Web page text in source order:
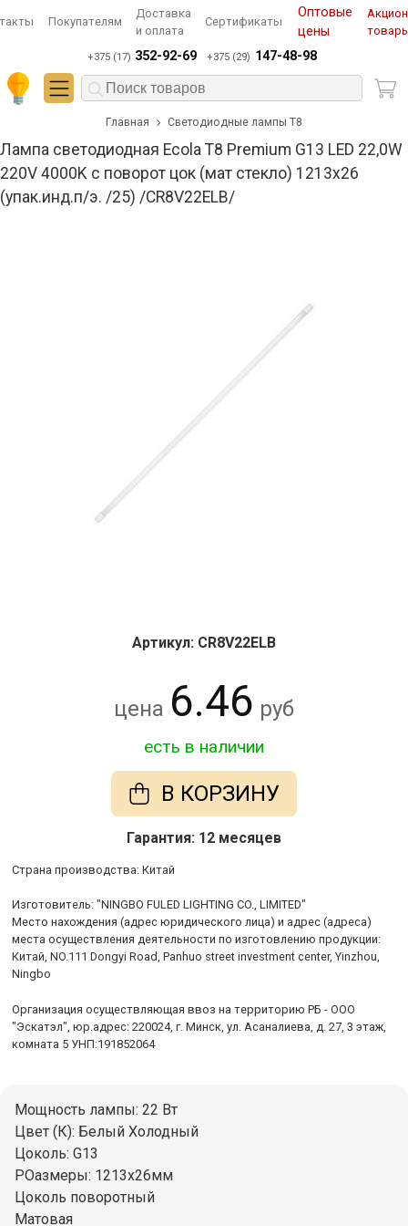
Покупателям
Доставка
и оплата
Сертификаты
Оптовые
цены
+375 (17) 352-92-69 +375 (29) 147-48-98
Главная Светодиодные лампы T8
Лампа светодиодная Ecola T8 Premium G13 LED 22,0W
220V 4000K с поворот цок (мат стекло) 1213x26
(упак.инд.п/э. /25) /CR8V22ELB/
Артикул: CR8V22ELB
цена 6.46 руб
есть в наличии
В КОРЗИНУ
Гарантия: 12 месяцев
Cтрана производства: Китай
Изготовитель: "NINGBO FULED LIGHTING CO., LIMITED"
Место нахождения (адрес юридического лица) и адрес (адреса)
места осуществления деятельности по изготовлению продукции:
Китай, NO.111 Dongyi Road, Panhuo street investment center, Yinzhou,
Ningbo
Организация осуществляющая ввоз на территорию РБ - ООО
"Эскатэл", юр.адрес: 220024, г. Минск, ул. Асаналиева, д. 27, 3 этаж,
комната 5 УНП:191852064
Мощность лампы: 22 Вт
Цвет (К): Белый Холодный
Цоколь: G13
РОазмеры: 1213х26мм
Цоколь поворотный
Матовая